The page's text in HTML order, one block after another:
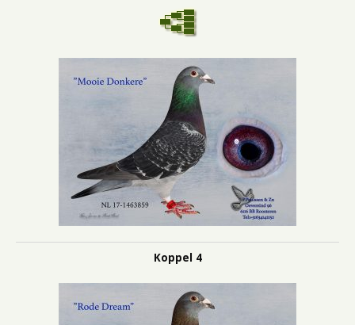
Koppel 4